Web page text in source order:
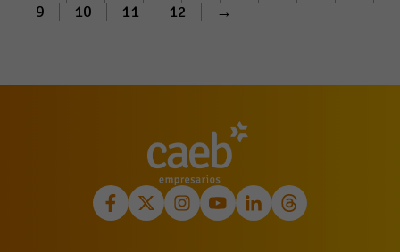
9
10 11 12 →